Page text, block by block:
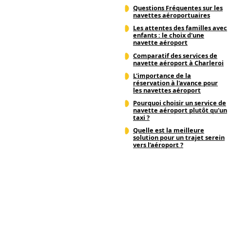
Questions Fréquentes sur les
navettes aéroportuaires
Les attentes des familles avec
enfants : le choix d'une
navette aéroport
Comparatif des services de
navette aéroport à Charleroi
L'importance de la
réservation à l'avance pour
les navettes aéroport
Pourquoi choisir un service de
navette aéroport plutôt qu'un
taxi ?
Quelle est la meilleure
solution pour un trajet serein
vers l’aéroport ?